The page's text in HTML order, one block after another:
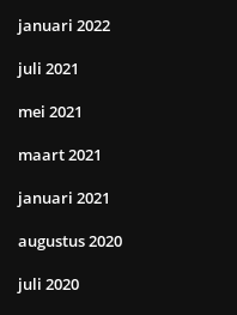
januari 2022
juli 2021
mei 2021
maart 2021
januari 2021
augustus 2020
juli 2020